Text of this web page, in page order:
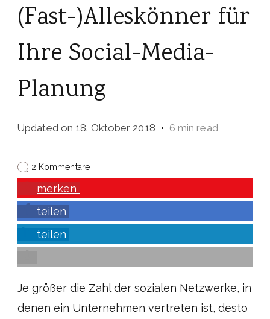
(Fast-)Alleskönner für
Ihre Social-Media-
Planung
Updated on18. Oktober 2018 6 min read
2 Kommentarezu
Hootsuite:
(Fast-)Alleskönner
Ihre
Media-
merken
teilen
teilen
Je größer die Zahl der sozialen Netzwerke, in
denen ein Unternehmen vertreten ist, desto